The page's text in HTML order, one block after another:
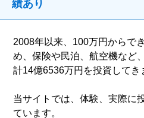
績あり
2008年以来、100万円からで
め、保険や民泊、航空機など
計14億6536万円を投資してき
当サイトでは、体験、実際に
ています。